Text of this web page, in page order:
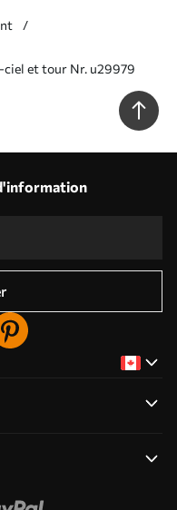
et tour Nr. u29979